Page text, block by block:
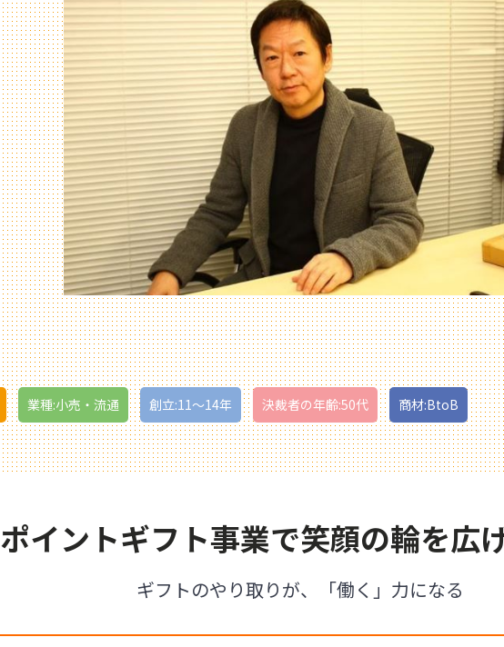
業種:小売・流通 創立:11〜14年 決裁者の年齢:50代 商材:BtoB
ポイントギフト事業で笑顔の輪を広
ギフトのやり取りが、「働く」力になる